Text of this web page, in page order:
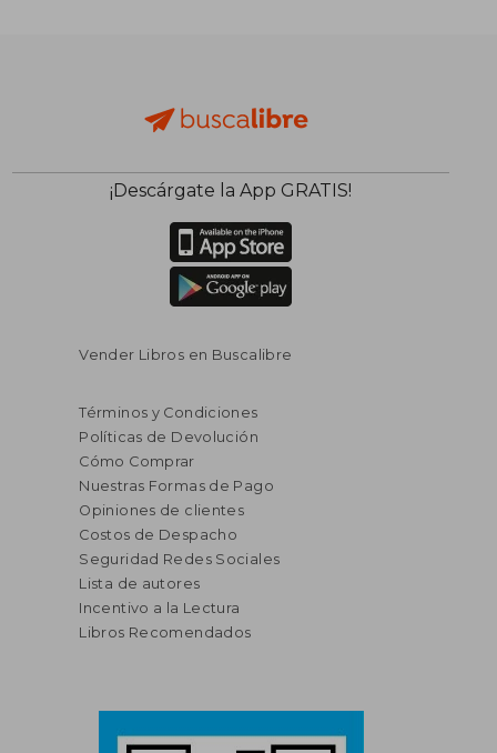
¡Descárgate la App GRATIS!
Vender Libros en Buscalibre
Términos y Condiciones
Políticas de Devolución
Cómo Comprar
Nuestras Formas de Pago
Opiniones de clientes
Costos de Despacho
Seguridad Redes Sociales
Lista de autores
Incentivo a la Lectura
Libros Recomendados